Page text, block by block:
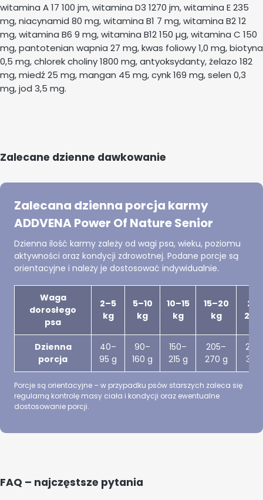
witamina A 17 100 jm, witamina D3 1270 jm, witamina E 235
mg, niacynamid 80 mg, witamina B1 7 mg, witamina B2 12
mg, witamina B6 9 mg, witamina B12 150 µg, witamina C 150
mg, pantotenian wapnia 27 mg, kwas foliowy 1,0 mg, biotyna
0,5 mg, chlorek choliny 1800 mg, antyoksydanty, żelazo 182
mg, miedź 25 mg, mangan 45 mg, cynk 169 mg, selen 0,3
mg, jod 3,5 mg.
Zalecane dzienne dawkowanie
Zalecana dzienna porcja karmy
ADDVENA Power Of Nature Senior
Dzienna ilość karmy zależy od wagi psa, wieku, poziomu
aktywności oraz kondycji zdrowotnej. Podane porcje są
orientacyjne i należy je dostosować indywidualnie.
Waga
dorosłego
psa
2–5
kg
5–10
kg
10–15
kg
15–20
kg
25
Dzienna
porcja
40–
95 g
90–
160 g
150–
215 g
205–
270 g
310
Porcje są orientacyjne – w przypadku psów starszych zaleca się
regularną kontrolę masy ciała i kondycji oraz ewentualne
dostosowanie porcji.
FAQ – najczęstsze pytania